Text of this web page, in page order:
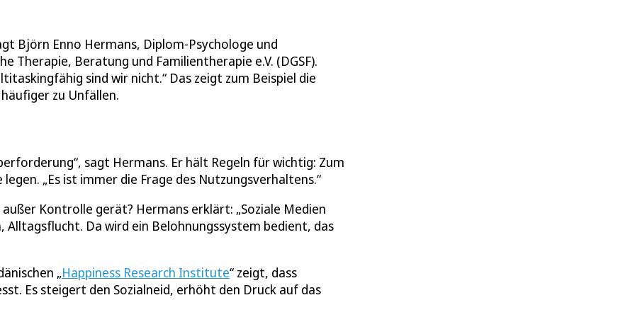
Björn Enno Hermans, Diplom-Psychologe und
Therapie, Beratung und Familientherapie e.V. (DGSF).
sind wir nicht.“ Das zeigt zum Beispiel die
zu Unfällen.
sagt Hermans. Er hält Regeln für wichtig: Zum
„Es ist immer die Frage des Nutzungsverhaltens.“
Kontrolle gerät? Hermans erklärt: „Soziale Medien
Da wird ein Belohnungssystem bedient, das
„Happiness Research Institute“ zeigt, dass
Es steigert den Sozialneid, erhöht den Druck auf das